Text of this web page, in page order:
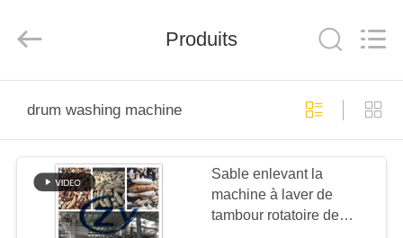
PRODUITS
Starch
Engineering
Produits
drum washing machine
Sable enlevant la
machine à laver de
tambour rotatoire de